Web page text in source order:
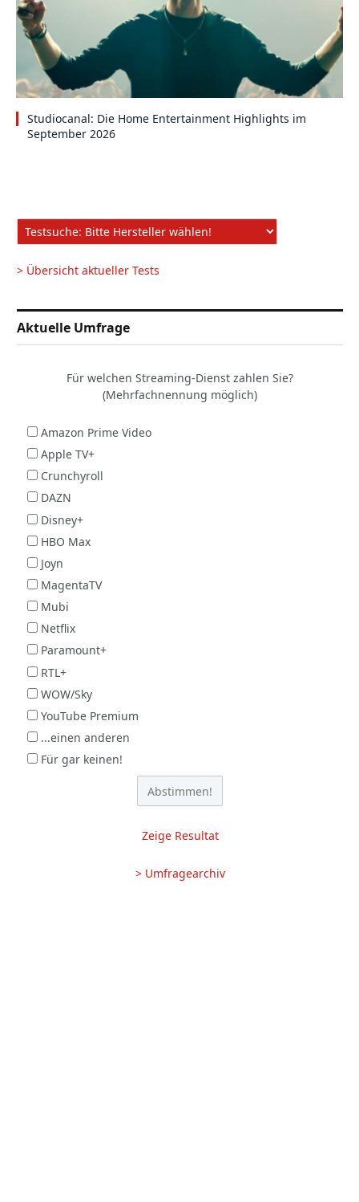
Studiocanal: Die Home Entertainment Highlights im
September 2026
> Übersicht aktueller Tests
Aktuelle Umfrage
Für welchen Streaming-Dienst zahlen Sie?
(Mehrfachnennung möglich)
Amazon Prime Video
Apple TV+
Crunchyroll
DAZN
Disney+
HBO Max
Joyn
MagentaTV
Mubi
Netflix
Paramount+
RTL+
WOW/Sky
YouTube Premium
...einen anderen
Für gar keinen!
Zeige Resultat
> Umfragearchiv